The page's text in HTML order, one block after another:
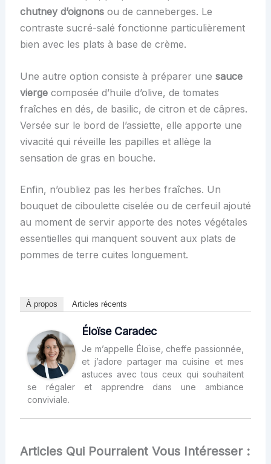
chutney d’oignonsou de canneberges. Le
contraste sucré-salé fonctionne particulièrement
bien avec les plats à base de crème.
Une autre option consiste à préparer une sauce
viergecomposée d’huile d’olive, de tomates
fraîches en dés, de basilic, de citron et de câpres.
Versée sur le bord de l’assiette, elle apporte une
vivacité qui réveille les papilles et allège la
sensation de gras en bouche.
Enfin, n’oubliez pas les herbes fraîches. Un
bouquet de ciboulette ciselée ou de cerfeuil ajouté
au moment de servir apporte des notes végétales
essentielles qui manquent souvent aux plats de
pommes de terre cuites longuement.
À propos Articles récents
Éloïse Caradec
Je m’appelle Éloïse, cheffe passionnée,
et j’adore partager ma cuisine et mes
astuces avec tous ceux qui souhaitent
se régaler et apprendre dans une ambiance
conviviale.
Articles Qui Pourraient Vous Intéresser :